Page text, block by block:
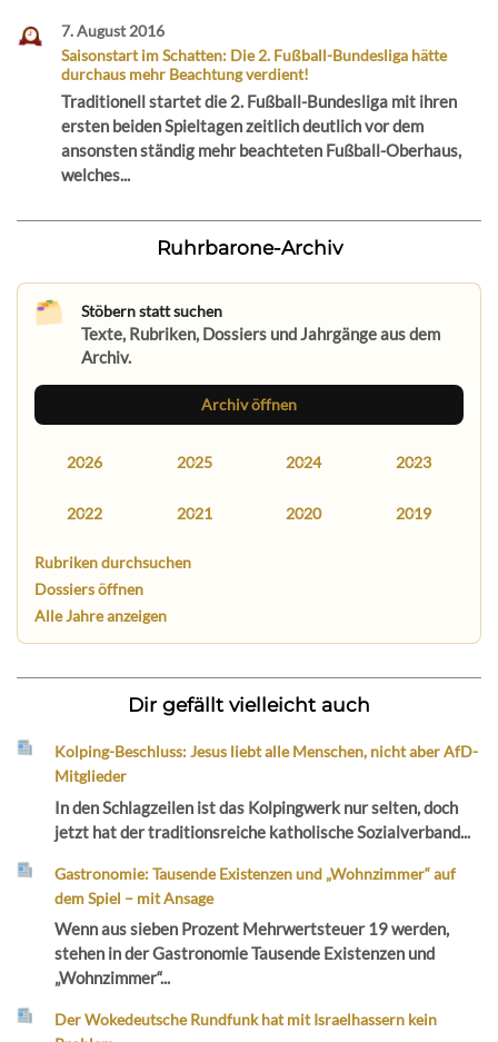
7. August 2016
Saisonstart im Schatten: Die 2. Fußball-Bundesliga hätte
durchaus mehr Beachtung verdient!
Traditionell startet die 2. Fußball-Bundesliga mit ihren
ersten beiden Spieltagen zeitlich deutlich vor dem
ansonsten ständig mehr beachteten Fußball-Oberhaus,
welches...
Ruhrbarone-Archiv
Stöbern statt suchen
Texte, Rubriken, Dossiers und Jahrgänge aus dem
Archiv.
Archiv öffnen
2026 2025 2024 2023
2022 2021 2020 2019
Rubriken durchsuchen
Dossiers öffnen
Alle Jahre anzeigen
Dir gefällt vielleicht auch
Kolping-Beschluss: Jesus liebt alle Menschen, nicht aber AfD-
Mitglieder
In den Schlagzeilen ist das Kolpingwerk nur selten, doch
jetzt hat der traditionsreiche katholische Sozialverband...
Gastronomie: Tausende Existenzen und „Wohnzimmer“ auf
dem Spiel – mit Ansage
Wenn aus sieben Prozent Mehrwertsteuer 19 werden,
stehen in der Gastronomie Tausende Existenzen und
„Wohnzimmer“...
Der Wokedeutsche Rundfunk hat mit Israelhassern kein